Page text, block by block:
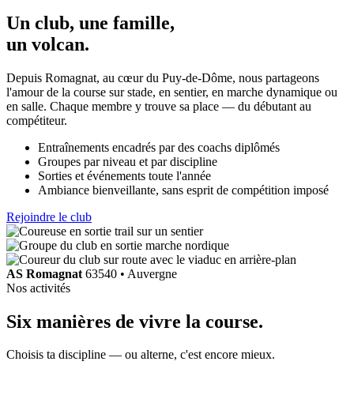
Un club, une famille,
un volcan.
Depuis Romagnat, au cœur du Puy-de-Dôme, nous partageons
l'amour de la course sur stade, en sentier, en marche dynamique ou
en salle. Chaque membre y trouve sa place — du débutant au
compétiteur.
Entraînements encadrés par des coachs diplômés
Groupes par niveau et par discipline
Sorties et événements toute l'année
Ambiance bienveillante, sans esprit de compétition imposé
Rejoindre le club
AS Romagnat 63540 • Auvergne
Nos activités
Six manières de vivre la course.
Choisis ta discipline — ou alterne, c'est encore mieux.